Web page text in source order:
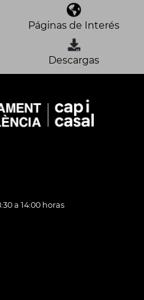
Páginas de Interés
Descargas
a 14:00 horas